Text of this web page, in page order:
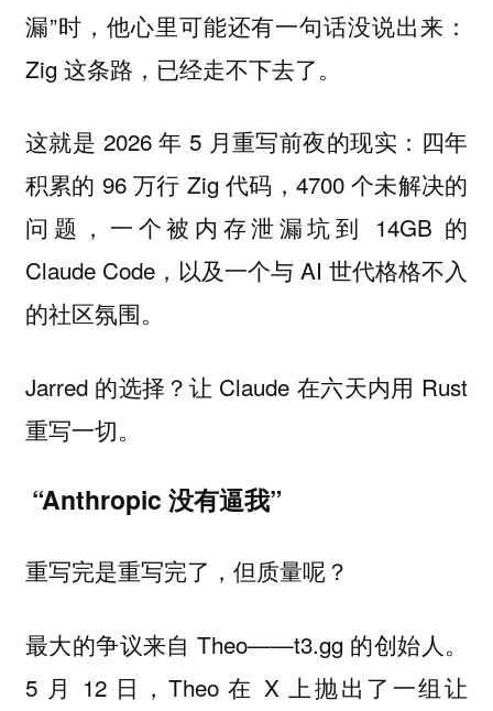
漏”时，他心里可能还有一句话没说出来：
Zig 这条路，已经走不下去了。
这就是 2026 年 5 月重写前夜的现实：四年
积累的 96 万行 Zig 代码，4700 个未解决的
问题，一个被内存泄漏坑到 14GB 的
Claude Code，以及一个与 AI 世代格格不入
的社区氛围。
Jarred 的选择？让 Claude 在六天内用 Rust
重写一切。
“Anthropic 没有逼我”
重写完是重写完了，但质量呢？
最大的争议来自 Theo——t3.gg 的创始人。
5 月 12 日，Theo 在 X 上抛出了一组让